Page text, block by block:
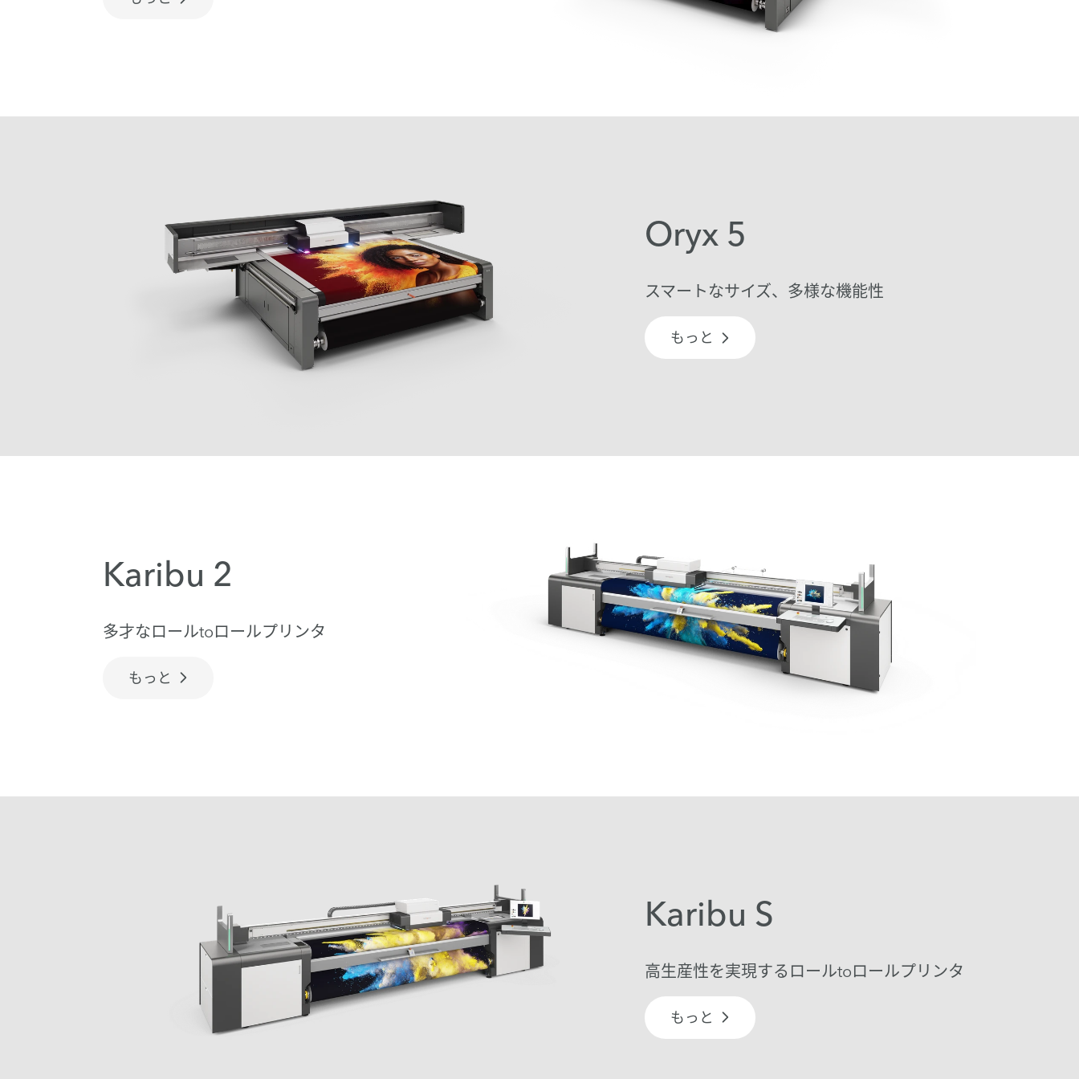
Oryx 5
スマートなサイズ、多様な機能性
もっと
Karibu 2
多才なロールtoロールプリンタ
もっと
Karibu S
高生産性を実現するロールtoロールプリンタ
もっと